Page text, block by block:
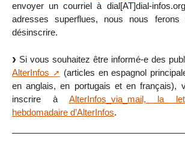
envoyer un courriel à dial[AT]dial-
adresses superflues, nous nous
désinscrire.
Si vous souhaitez être informé-e des
AlterInfos
(articles en espagnol
en anglais, en portugais et en français),
inscrire à AlterInfos_via_mail, la
hebdomadaire d’AlterInfos.